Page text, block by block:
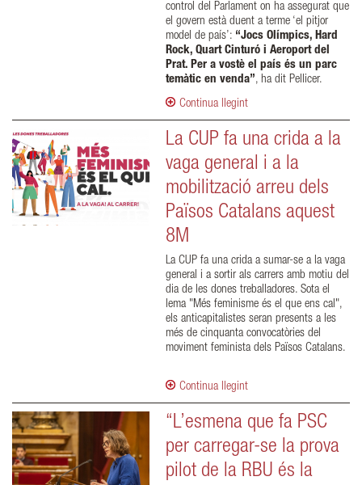
control del Parlament on ha assegurat que
el govern està duent a terme ‘el pitjor
model de país’: “Jocs Olímpics, Hard
Rock, Quart Cinturó i Aeroport del
Prat. Per a vostè el país és un parc
temàtic en venda”, ha dit Pellicer.
Continua llegint
La CUP fa una crida a la
vaga general i a la
mobilització arreu dels
Països Catalans aquest
8M
La CUP fa una crida a sumar-se a la vaga
general i a sortir als carrers amb motiu del
dia de les dones treballadores. Sota el
lema "Més feminisme és el que ens cal",
els anticapitalistes seran presents a les
més de cinquanta convocatòries del
moviment feminista dels Països Catalans.
Continua llegint
“L’esmena que fa PSC
per carregar-se la prova
pilot de la RBU és la